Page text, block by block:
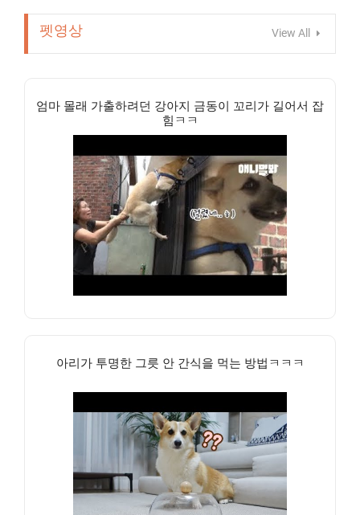
펫영상 View All
엄마 몰래 가출하려던 강아지 금동이 꼬리가 길어서 잡
힘ㅋㅋ
아리가 투명한 그릇 안 간식을 먹는 방법ㅋㅋㅋ